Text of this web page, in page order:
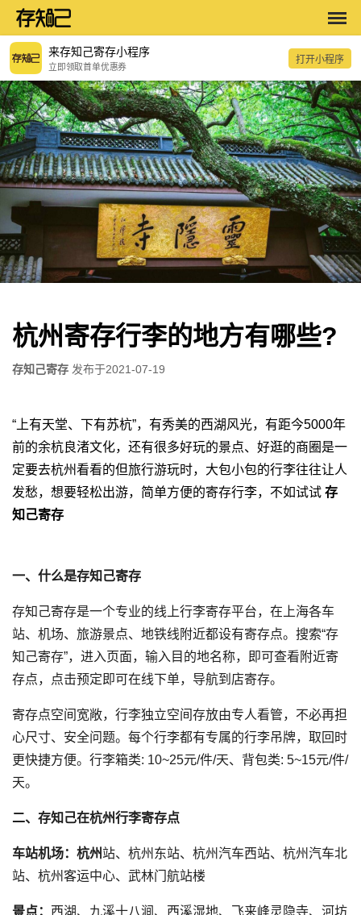
来存知己寄存小程序
立即领取首单优惠券
打开小程序
杭州寄存行李的地方有哪些?
存知己寄存 发布于2021-07-19
“上有天堂、下有苏杭”，有秀美的西湖风光，有距今5000年
前的余杭良渚文化，还有很多好玩的景点、好逛的商圈是一
定要去杭州看看的但旅行游玩时，大包小包的行李往往让人
发愁，想要轻松出游，简单方便的寄存行李，不如试试 存
知己寄存
一、什么是存知己寄存
存知己寄存是一个专业的线上行李寄存平台，在上海各车
站、机场、旅游景点、地铁线附近都设有寄存点。搜索“存
知己寄存”，进入页面，输入目的地名称，即可查看附近寄
存点，点击预定即可在线下单，导航到店寄存。
寄存点空间宽敞，行李独立空间存放由专人看管，不必再担
心尺寸、安全问题。每个行李都有专属的行李吊牌，取回时
更快捷方便。行李箱类: 10~25元/件/天、背包类: 5~15元/件/
天。
二、存知己在杭州行李寄存点
车站机场：杭州站、杭州东站、杭州汽车西站、杭州汽车北
站、杭州客运中心、武林门航站楼
景点： 西湖、九溪十八涧、西溪湿地、飞来峰灵隐寺、河坊